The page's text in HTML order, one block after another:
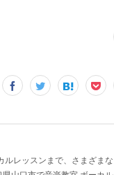
ルレッスンまで、さまざまな